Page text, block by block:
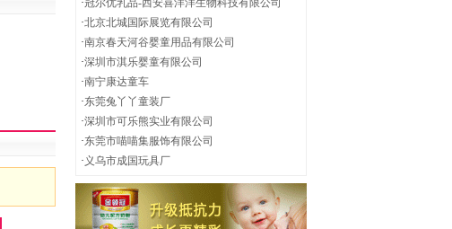
·冠尔优乳品-西安喜洋洋生物科技有限公司
·北京北城国际展览有限公司
·南京春天河谷婴童用品有限公司
·深圳市淇乐婴童有限公司
·南宁康达童车
·东莞兔丫丫童装厂
·深圳市可乐熊实业有限公司
·东莞市喵喵集服饰有限公司
· 义乌市成国玩具厂